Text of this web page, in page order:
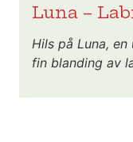
Luna –
Hils på Luna,
fin blanding av